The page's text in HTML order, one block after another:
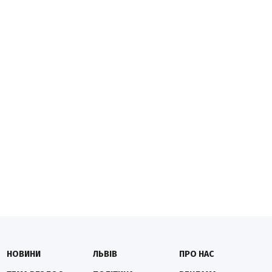
НОВИНИ
ЛЬВІВ
ПРО НАС